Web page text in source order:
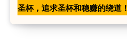
圣杯，追求圣杯和稳赚的绕道！